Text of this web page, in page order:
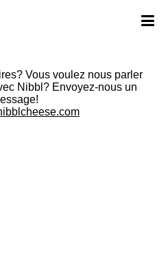
Vous voulez nous parler
Nibbl? Envoyez-nous un